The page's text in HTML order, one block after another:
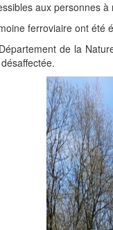
aux personnes à
ferroviaire ont été
de la